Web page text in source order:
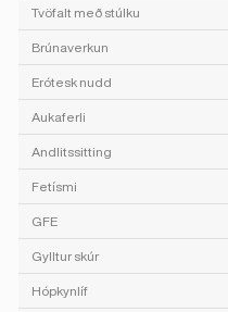
Tvöfalt með stúlku
Brúnaverkun
Erótesk nudd
Aukaferli
Andlitssitting
Fetísmi
GFE
Gylltur skúr
Hópkynlíf